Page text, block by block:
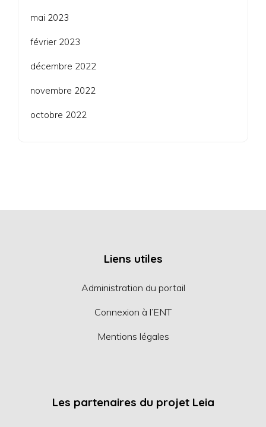
mai 2023
février 2023
décembre 2022
novembre 2022
octobre 2022
Liens utiles
Administration du portail
Connexion à l’ENT
Mentions légales
Les partenaires du projet Leia